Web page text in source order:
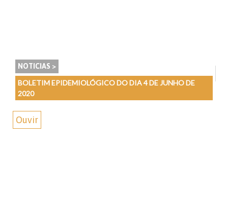
NOTICIAS >
BOLETIM EPIDEMIOLÓGICO DO DIA 4 DE JUNHO DE
2020
Ouvir